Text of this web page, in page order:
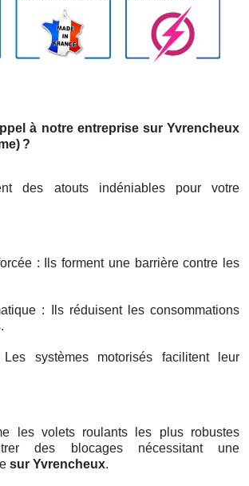
à notre entreprise sur Yvrencheux
?
des atouts indéniables pour votre
: Ils forment une barrière contre les
: Ils réduisent les consommations
systèmes motorisés facilitent leur
les volets roulants les plus robustes
des blocages nécessitant une
sur Yvrencheux.